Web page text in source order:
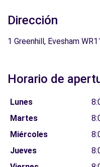
Dirección
1 Greenhill, Evesham
Horario de
Lunes
Martes
Miércoles
Jueves